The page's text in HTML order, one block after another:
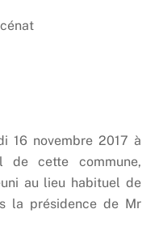
16 novembre 2017 à
de cette commune,
au lieu habituel de
la présidence de Mr